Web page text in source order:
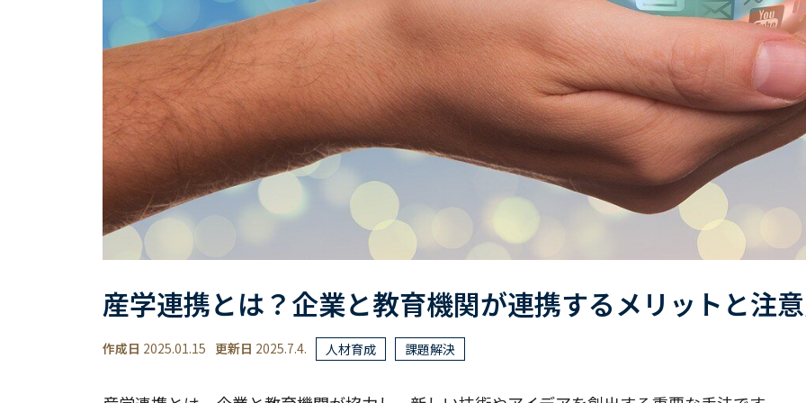
産学連携とは？企業と教育機関が連携するメリットと注
作成日 2025.01.15 更新日 2025.7.4. 人材育成 課題解決